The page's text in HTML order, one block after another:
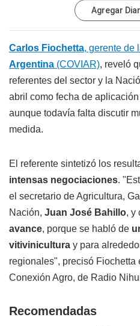
Agregar
Carlos Fiochetta, gerente de
Argentina (COVIAR), reveló
referentes del sector y la
abril como fecha de
aunque todavía falta discutir
medida.
El referente sintetizó los
intensas negociaciones.
el secretario de Agricultura,
Nación, Juan José Bahillo, y
avance, porque se habló de
vitivinicultura y para
regionales", precisó
Conexión Agro, de Radio
Recomendadas